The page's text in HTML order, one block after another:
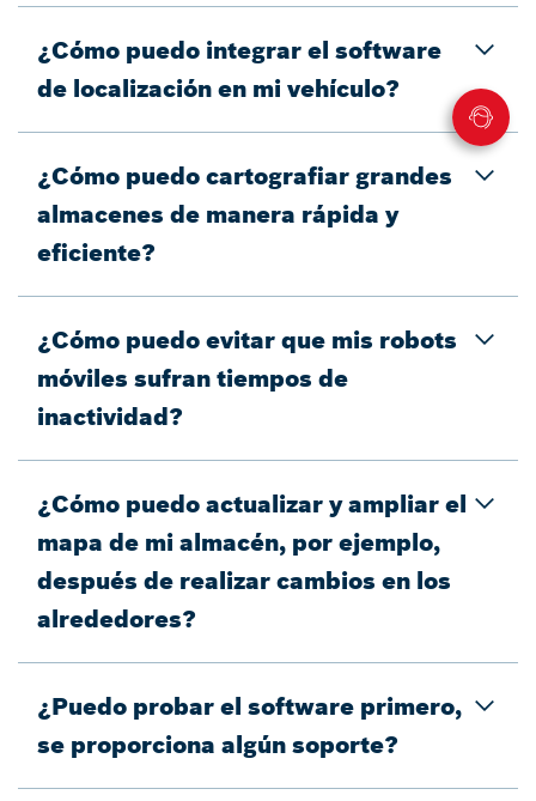
¿Cómo puedo integrar el software
de localización en mi vehículo?
¿Cómo puedo cartografiar grandes
almacenes de manera rápida y
eficiente?
¿Cómo puedo evitar que mis robots
móviles sufran tiempos de
inactividad?
¿Cómo puedo actualizar y ampliar el
mapa de mi almacén, por ejemplo,
después de realizar cambios en los
alrededores?
¿Puedo probar el software primero,
se proporciona algún soporte?